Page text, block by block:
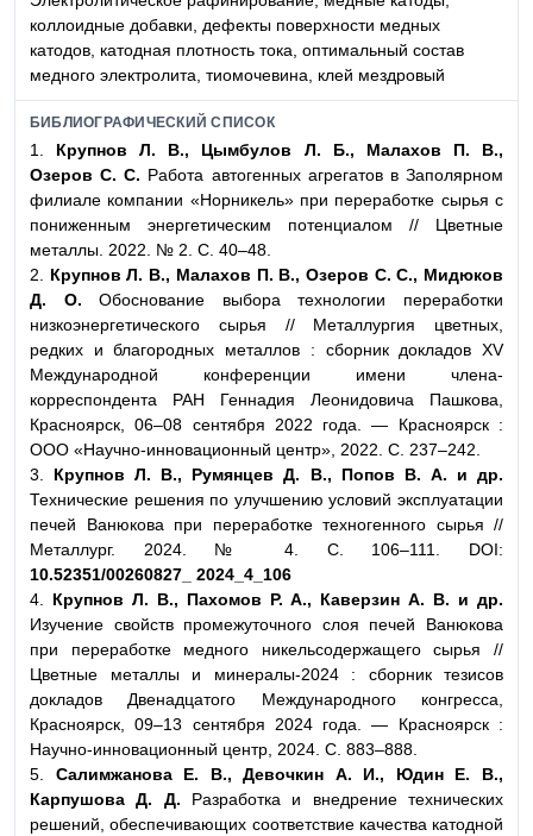
коллоидные добавки, дефекты поверхности медных
катодов, катодная плотность тока, оптимальный состав
медного электролита, тиомочевина, клей мездровый
БИБЛИОГРАФИЧЕСКИЙ СПИСОК
1. Крупнов Л. В., Цымбулов Л. Б., Малахов П. В.,
Озеров С. С. Работа автогенных агрегатов в Заполярном
филиале компании «Норникель» при переработке сырья с
пониженным энергетическим потенциалом // Цветные
металлы. 2022. № 2. С. 40–48.
2. Крупнов Л. В., Малахов П. В., Озеров С. С., Мидюков
Д. О. Обоснование выбора технологии переработки
низкоэнергетического сырья // Металлургия цветных,
редких и благородных металлов : сборник докладов XV
Международной конференции имени члена-
корреспондента РАН Геннадия Леонидовича Пашкова,
Красноярск, 06–08 сентября 2022 года. — Красноярск :
ООО «Научно-инновационный центр», 2022. С. 237–242.
3. Крупнов Л. В., Румянцев Д. В., Попов В. А. и др.
Технические решения по улучшению условий эксплуатации
печей Ванюкова при переработке техногенного сырья //
Металлург. 2024. № 4. С. 106–111. DOI:
10.52351/00260827_ 2024_4_106
4. Крупнов Л. В., Пахомов Р. А., Каверзин А. В. и др.
Изучение свойств промежуточного слоя печей Ванюкова
при переработке медного никельсодержащего сырья //
Цветные металлы и минералы-2024 : сборник тезисов
докладов Двенадцатого Международного конгресса,
Красноярск, 09–13 сентября 2024 года. — Красноярск :
Научно-инновационный центр, 2024. С. 883–888.
5. Салимжанова Е. В., Девочкин А. И., Юдин Е. В.,
Карпушова Д. Д. Разработка и внедрение технических
решений, обеспечивающих соответствие качества катодной